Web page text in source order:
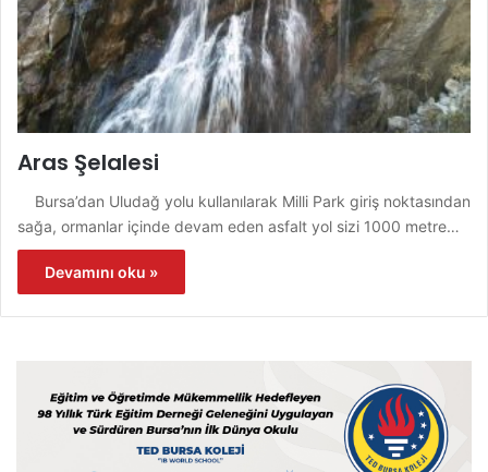
Aras Şelalesi
Bursa’dan Uludağ yolu kullanılarak Milli Park giriş noktasından
sağa, ormanlar içinde devam eden asfalt yol sizi 1000 metre…
Devamını oku »